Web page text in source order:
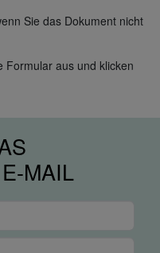
Sie das Dokument nicht
Formular aus und klicken
MAIL